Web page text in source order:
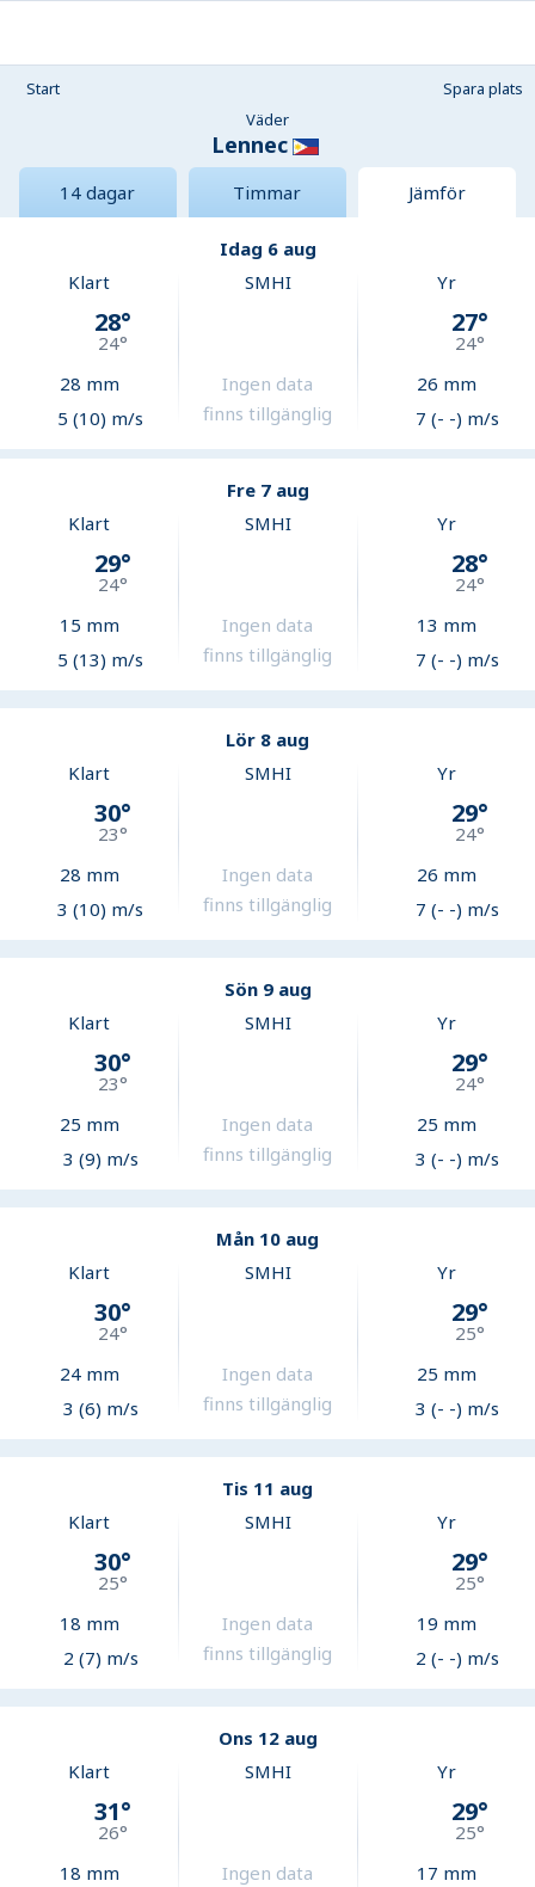
Start
Spara plats
Väder
Lennec
14 dagar Timmar Jämför
Idag 6 aug
Klart
28°
24°
28 mm
5 (10) m/s
SMHI
Ingen data
finns tillgänglig
Yr
27°
24°
26 mm
7 (- -) m/s
Fre 7 aug
Klart
29°
24°
15 mm
5 (13) m/s
SMHI
Ingen data
finns tillgänglig
Yr
28°
24°
13 mm
7 (- -) m/s
Lör 8 aug
Klart
30°
23°
28 mm
3 (10) m/s
SMHI
Ingen data
finns tillgänglig
Yr
29°
24°
26 mm
7 (- -) m/s
Sön 9 aug
Klart
30°
23°
25 mm
3 (9) m/s
SMHI
Ingen data
finns tillgänglig
Yr
29°
24°
25 mm
3 (- -) m/s
Mån 10 aug
Klart
30°
24°
24mm
3 (6) m/s
SMHI
Ingen data
finns tillgänglig
Yr
29°
25°
25 mm
3 (- -) m/s
Tis 11 aug
Klart
30°
25°
18 mm
2 (7) m/s
SMHI
Ingen data
finns tillgänglig
Yr
29°
25°
19 mm
2 (- -) m/s
Ons 12 aug
Klart
31°
26°
18 mm
SMHI
Ingen data
Yr
29°
25°
17 mm